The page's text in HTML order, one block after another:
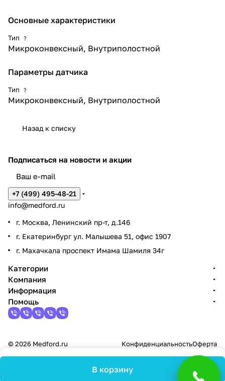
Основные характеристики
Тип ?
Микроконвексный, Внутриполостной
Параметры датчика
Тип ?
Микроконвексный, Внутриполостной
Назад к списку
В корзину
Подписаться на новости и акции
+7 (499) 495-48-21
info@medford.ru
г. Москва, Ленинский пр-т, д.146
г. Екатеринбург ул. Малышева 51, офис 1907
г. Махачкала проспект Имама Шамиля 34г
Категории
Компания
Информация
Помощь
© 2026 Medford.ru КонфиденциальностьОферта